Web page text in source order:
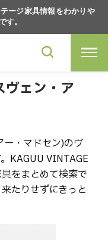
ージ家具情報をわかりや
す。
ェン・ア
・マドセン)のヴ
KAGUU VINTAGE
をまとめて検索で
たりせずにきっと